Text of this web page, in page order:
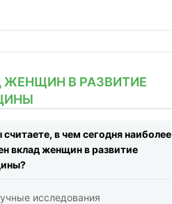
ЖЕНЩИН В РАЗВИТИЕ
считаете, в чем сегодня наиболее
вклад женщин в развитие
исследования